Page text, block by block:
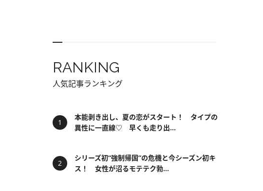
RANKING
人気記事ランキング
本能剥き出し、夏の恋がスタート！ タイプの
異性に一直線♡ 早くも走り出...
シリーズ初“強制帰国”の危機と今シーズン初キ
ス！ 女性が沼るモテテク勃...